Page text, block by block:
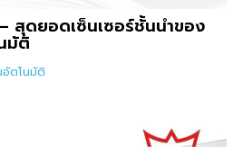
สุดยอดเซ็นเซอร์ชั้นนำของ
มัติ
อัตโนมัติ